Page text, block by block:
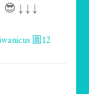
↓ ↓ ↓